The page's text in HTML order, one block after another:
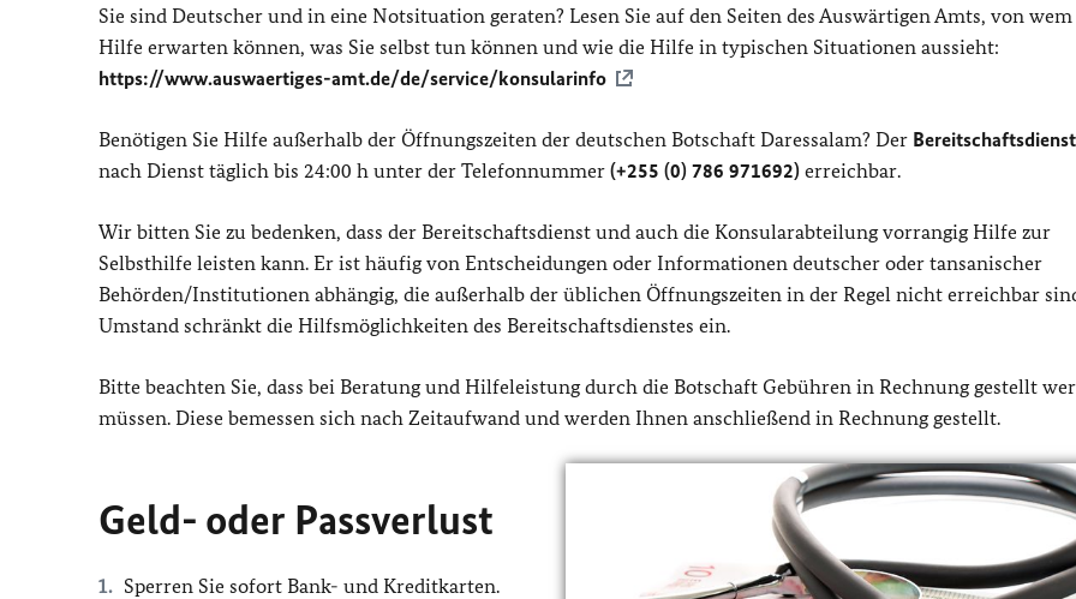
Sie sind Deutscher und in eine Notsituation geraten? Lesen Sie auf den Seiten des Auswärtigen Amts, von wem
Hilfe erwarten können, was Sie selbst tun können und wie die Hilfe in typischen Situationen aussieht:
https://www.auswaertiges-amt.de/de/service/konsularinfo
Benötigen Sie Hilfe außerhalb der Öffnungszeiten der deutschen Botschaft Daressalam? Der Bereitschaftsdienst
nach Dienst täglich bis 24:00 h unter der Telefonnummer (+255 (0) 786 971692) erreichbar.
Wir bitten Sie zu bedenken, dass der Bereitschaftsdienst und auch die Konsularabteilung vorrangig Hilfe zur
Selbsthilfe leisten kann. Er ist häufig von Entscheidungen oder Informationen deutscher oder tansanischer
Behörden/Institutionen abhängig, die außerhalb der üblichen Öffnungszeiten in der Regel nicht erreichbar
Umstand schränkt die Hilfsmöglichkeiten des Bereitschaftsdienstes ein.
Bitte beachten Sie, dass bei Beratung und Hilfeleistung durch die Botschaft Gebühren in Rechnung gestellt
müssen. Diese bemessen sich nach Zeitaufwand und werden Ihnen anschließend in Rechnung gestellt.
Geld- oder Passverlust
Sperren Sie sofort Bank- und Kreditkarten.